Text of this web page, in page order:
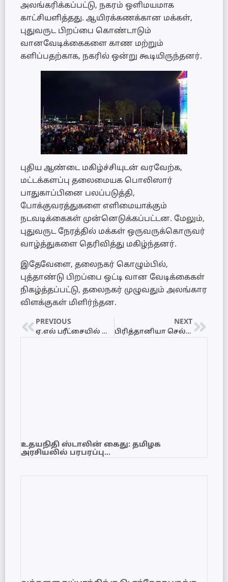
அலங்கரிக்கப்பட்டு, நகரம் ஒளிமயமாக
காட்சியளித்தது. ஆயிரக்கணக்கான மக்கள்,
புதுவருட பிறப்பை கொண்டாடும்
வானவேடிக்கைகளை காண மற்றும்
களிப்பதற்காக, நகரில் ஒன்று கூடியிருந்தனர்.
புதிய ஆண்டை மகிழ்ச்சியுடன் வரவேற்க,
மட்டக்களப்பு தலைமையக பொலிஸார்
பாதுகாப்பினை பலப்படுத்தி,
போக்குவரத்துகளை எளிமையாக்கும்
நடவடிக்கைகள் முன்னெடுக்கப்பட்டன. மேலும்,
புதுவருட நேரத்தில் மக்கள் ஒருவருக்கொருவர்
வாழ்த்துகளை தெரிவித்து மகிழ்ந்தனர்.
இதேவேளை, தலைநகர் கொழும்பில்,
புத்தாண்டு பிறப்பை ஒட்டி வான வேடிக்கைகள்
நிகழ்த்தப்பட்டு, தலைநகர் முழுவதும் அலங்கார
விளக்குகள் மிளிர்ந்தன.
PREVIOUS
ஏ.எல் பரீட்சையில் திருப்தி இல்லை; யாழில் மாணவி விபரீத முடிவு..!
NEXT
பிரித்தானியா செல்ல முயன்ற இருவர் கட்டுநாயக்கவில் கைது
உதயநிதி ஸ்டாலின் கைது: தமிழக
அரசியலில் பரபரப்பு…